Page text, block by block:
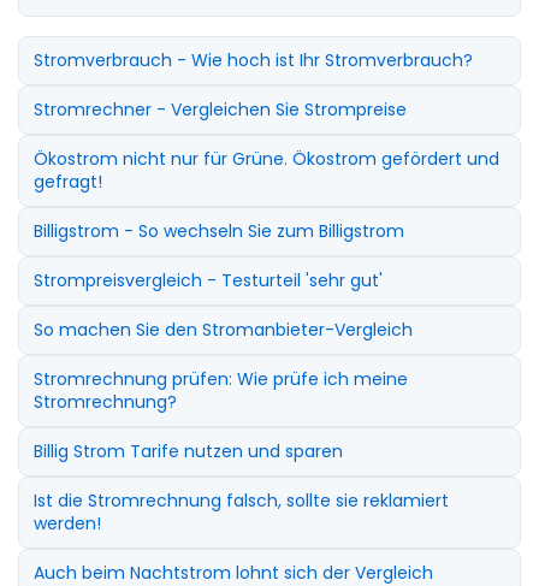
Stromverbrauch - Wie hoch ist Ihr Stromverbrauch?
Stromrechner - Vergleichen Sie Strompreise
Ökostrom nicht nur für Grüne. Ökostrom gefördert und
gefragt!
Billigstrom - So wechseln Sie zum Billigstrom
Strompreisvergleich - Testurteil 'sehr gut'
So machen Sie den Stromanbieter-Vergleich
Stromrechnung prüfen: Wie prüfe ich meine
Stromrechnung?
Billig Strom Tarife nutzen und sparen
Ist die Stromrechnung falsch, sollte sie reklamiert
werden!
Auch beim Nachtstrom lohnt sich der Vergleich